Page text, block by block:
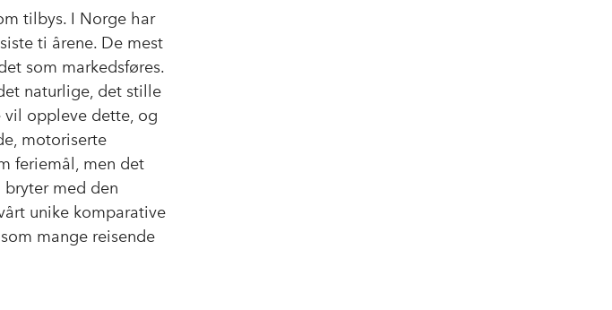
tilbys. I Norge har
ti årene. De mest
som markedsføres.
naturlige, det stille
oppleve dette, og
motoriserte
feriemål, men det
med den
unike komparative
mange reisende